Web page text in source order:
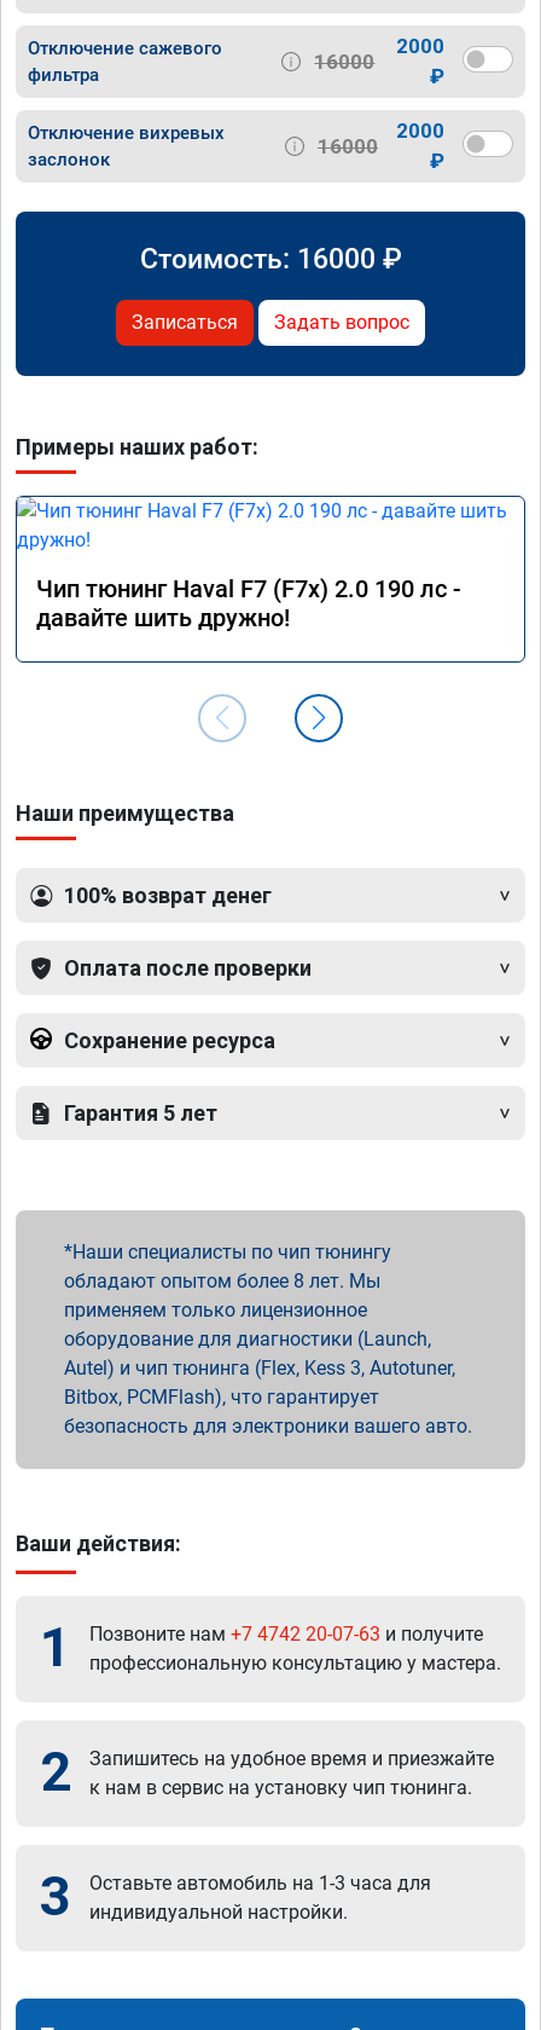
Отключение сажевого
фильтра
16000
2000
₽
Отключение вихревых
заслонок
16000
2000
₽
Стоимость: 16000 ₽
Записаться Задать вопрос
Примеры наших работ:
Чип тюнинг Haval F7 (F7x) 2.0 190 лс -
давайте шить дружно!
Наши преимущества
100% возврат денег
Оплата после проверки
Сохранение ресурса
Гарантия 5 лет
Наши специалисты по чип тюнингу
обладают опытом более 8 лет. Мы
применяем только лицензионное
оборудование для диагностики (Launch,
Autel) и чип тюнинга (Flex, Kess 3, Autotuner,
Bitbox, PCMFlash), что гарантирует
безопасность для электроники вашего авто.
Ваши действия:
1 Позвоните нам +7 4742 20-07-63 и получите
профессиональную консультацию у мастера.
2
Запишитесь на удобное время и приезжайте
к нам в сервис на установку чип тюнинга.
3
Оставьте автомобиль на 1-3 часа для
индивидуальной настройки.